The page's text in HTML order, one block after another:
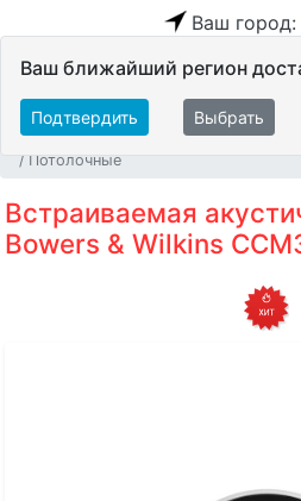
Ваш город:
Ваш ближайший регион
Подтвердить Выбрать
Потолочные
Встраиваемая
Bowers & Wilkins